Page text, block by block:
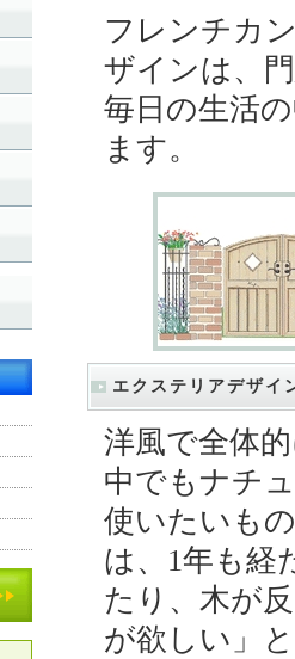
フレンチカ
ザインは、
毎日の生活
ます。
エクステリアデザイ
洋風で全体
中でもナチ
使いたいも
は、1年も経
たり、木が
が欲しい」